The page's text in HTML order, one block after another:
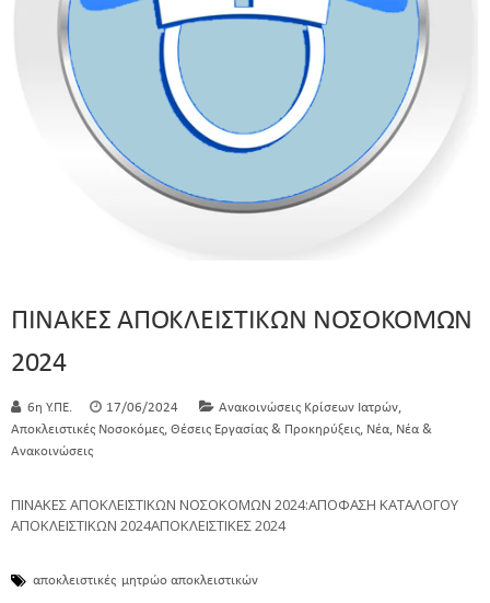
ΠΙΝΑΚΕΣ ΑΠΟΚΛΕΙΣΤΙΚΩΝ ΝΟΣΟΚΟΜΩΝ
2024
6η Υ.ΠΕ. 17/06/2024 Ανακοινώσεις Κρίσεων Ιατρών
Αποκλειστικές Νοσοκόμες Θέσεις Εργασίας & Προκηρύξεις Νέα Νέα &
Ανακοινώσεις
ΠΙΝΑΚΕΣ ΑΠΟΚΛΕΙΣΤΙΚΩΝ ΝΟΣΟΚΟΜΩΝ 2024:ΑΠΟΦΑΣΗ ΚΑΤΑΛΟΓΟΥ
ΑΠΟΚΛΕΙΣΤΙΚΩΝ 2024ΑΠΟΚΛΕΙΣΤΙΚΕΣ 2024
αποκλειστικές μητρώο αποκλειστικών